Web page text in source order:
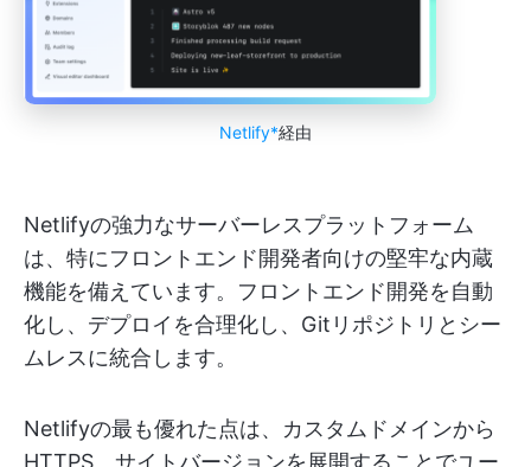
Netlify*経由
Netlifyの強力なサーバーレスプラットフォーム
は、特にフロントエンド開発者向けの堅牢な内蔵
機能を備えています。フロントエンド開発を自動
化し、デプロイを合理化し、Gitリポジトリとシー
ムレスに統合します。
Netlifyの最も優れた点は、カスタムドメインから
HTTPS、サイトバージョンを展開することでユー